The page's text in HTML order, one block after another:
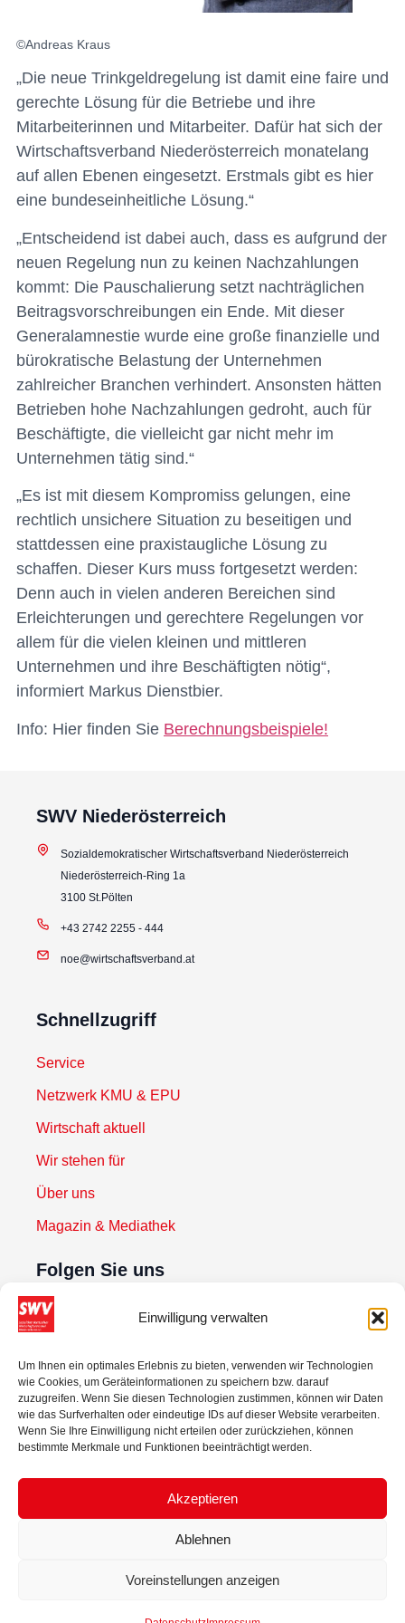
Einwilligung verwalten
Um Ihnen ein optimales Erlebnis zu bieten, verwenden wir Technologien
wie Cookies, um Geräteinformationen zu speichern bzw. darauf
zuzugreifen. Wenn Sie diesen Technologien zustimmen, können wir Daten
wie das Surfverhalten oder eindeutige IDs auf dieser Website verarbeiten.
Wenn Sie Ihre Einwilligung nicht erteilen oder zurückziehen, können
bestimmte Merkmale und Funktionen beeinträchtigt werden.
Akzeptieren
Ablehnen
Voreinstellungen anzeigen
©Andreas Kraus
„Die neue Trinkgeldregelung ist damit eine faire und
gerechte Lösung für die Betriebe und ihre
Mitarbeiterinnen und Mitarbeiter. Dafür hat sich der
Wirtschaftsverband Niederösterreich monatelang
auf allen Ebenen eingesetzt. Erstmals gibt es hier
eine bundeseinheitliche Lösung.“
„Entscheidend ist dabei auch, dass es aufgrund der
neuen Regelung nun zu keinen Nachzahlungen
kommt: Die Pauschalierung setzt nachträglichen
Beitragsvorschreibungen ein Ende. Mit dieser
Generalamnestie wurde eine große finanzielle und
bürokratische Belastung der Unternehmen
zahlreicher Branchen verhindert. Ansonsten hätten
Betrieben hohe Nachzahlungen gedroht, auch für
Beschäftigte, die vielleicht gar nicht mehr im
Unternehmen tätig sind.“
„Es ist mit diesem Kompromiss gelungen, eine
rechtlich unsichere Situation zu beseitigen und
stattdessen eine praxistaugliche Lösung zu
schaffen. Dieser Kurs muss fortgesetzt werden:
Denn auch in vielen anderen Bereichen sind
Erleichterungen und gerechtere Regelungen vor
allem für die vielen kleinen und mittleren
Unternehmen und ihre Beschäftigten nötig“,
informiert Markus Dienstbier.
Info: Hier finden Sie Berechnungsbeispiele!
SWV Niederösterreich
Sozialdemokratischer Wirtschaftsverband Niederösterreich
Niederösterreich-Ring 1a
3100 St.Pölten
+43 2742 2255 - 444
noe@wirtschaftsverband.at
Schnellzugriff
Service
Netzwerk KMU & EPU
Wirtschaft aktuell
Wir stehen für
Über uns
Magazin & Mediathek
Folgen Sie uns
Newsletter abonnieren
Zur Anmeldung
Alle Rechte vorbehalten.